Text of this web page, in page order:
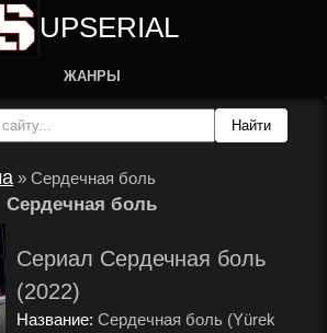
UPSERIAL
ЖАНРЫ
» Сердечная боль
Сердечная боль
Сериал Сердечная боль
(2022)
Название: Сердечная боль (Yürek